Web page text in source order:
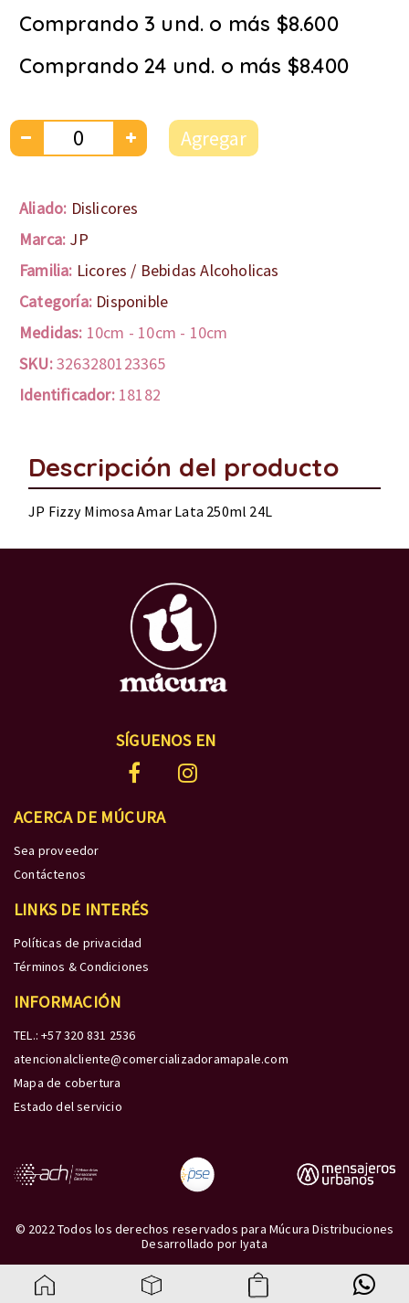
Comprando 3 und. o más $8.600
Comprando 24 und. o más $8.400
Agregar
Aliado: Dislicores
Marca: JP
Familia: Licores / Bebidas Alcoholicas
Categoría: Disponible
Medidas: 10cm - 10cm - 10cm
SKU:3263280123365
Identificador: 18182
Descripción del producto
JP Fizzy Mimosa Amar Lata 250ml 24L
SÍGUENOS EN
ACERCA DE MÚCURA
Sea proveedor
Contáctenos
LINKS DE INTERÉS
Políticas de privacidad
Términos & Condiciones
INFORMACIÓN
TEL.: +57 320 831 2536
atencionalcliente@comercializadoramapale.com
Mapa de cobertura
Estado del servicio
© 2022 Todos los derechos reservados para Múcura Distribuciones
Desarrollado por Iyata